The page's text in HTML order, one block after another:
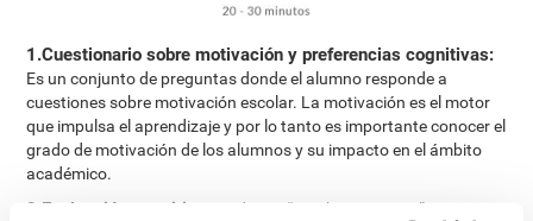
1.Cuestionario sobre motivación y preferencias cognitivas:
Es un conjunto de preguntas donde el alumno responde a
cuestiones sobre motivación escolar. La motivación es el motor
que impulsa el aprendizaje y por lo tanto es importante conocer el
grado de motivación de los alumnos y su impacto en el ámbito
académico.
2.Evaluación cognitiva:
Mediante “pruebas o juegos”